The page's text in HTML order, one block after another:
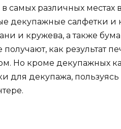
самых различных местах
декупажные салфетки и
и кружева, а также
как результат
Но кроме декупажных
для декупажа, пользуясь